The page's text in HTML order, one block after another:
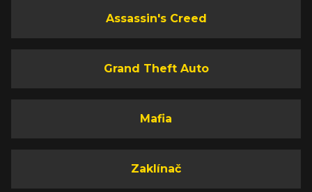
Assassin's Creed
Grand Theft Auto
Mafia
Zaklínač